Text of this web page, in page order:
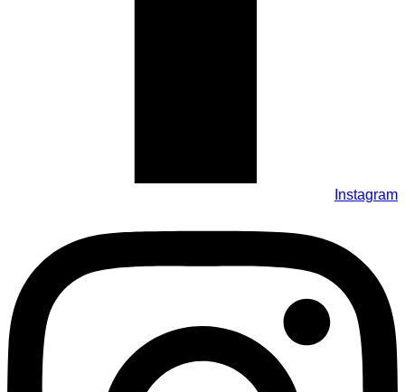
Instagram